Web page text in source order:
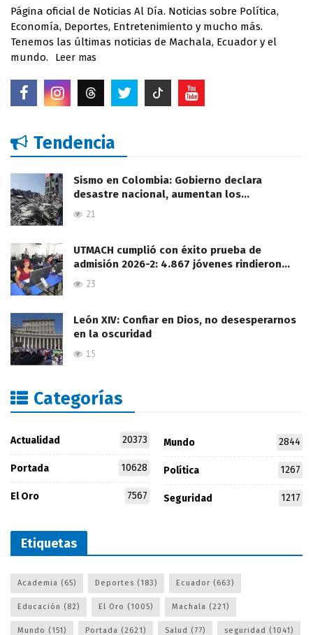
Página oficial de Noticias Al Día. Noticias sobre Política,
Economía, Deportes, Entretenimiento y mucho más.
Tenemos las últimas noticias de Machala, Ecuador y el
mundo.
Leer mas
Tendencia
Sismo en Colombia: Gobierno declara
desastre nacional, aumentan los…
21
UTMACH cumplió con éxito prueba de
admisión 2026-2: 4.867 jóvenes rindieron…
23
León XIV: Confiar en Dios, no desesperarnos
en la oscuridad
15
Categorías
Actualidad 20373
Portada 10628
El Oro 7567
Mundo 2844
Política 1267
Seguridad 1217
Etiquetas
Academia (65) Deportes (183) Ecuador (663)
Educación (82) El Oro (1005) Machala (221)
Mundo (151) Portada (2621) Salud (77) seguridad (1041)